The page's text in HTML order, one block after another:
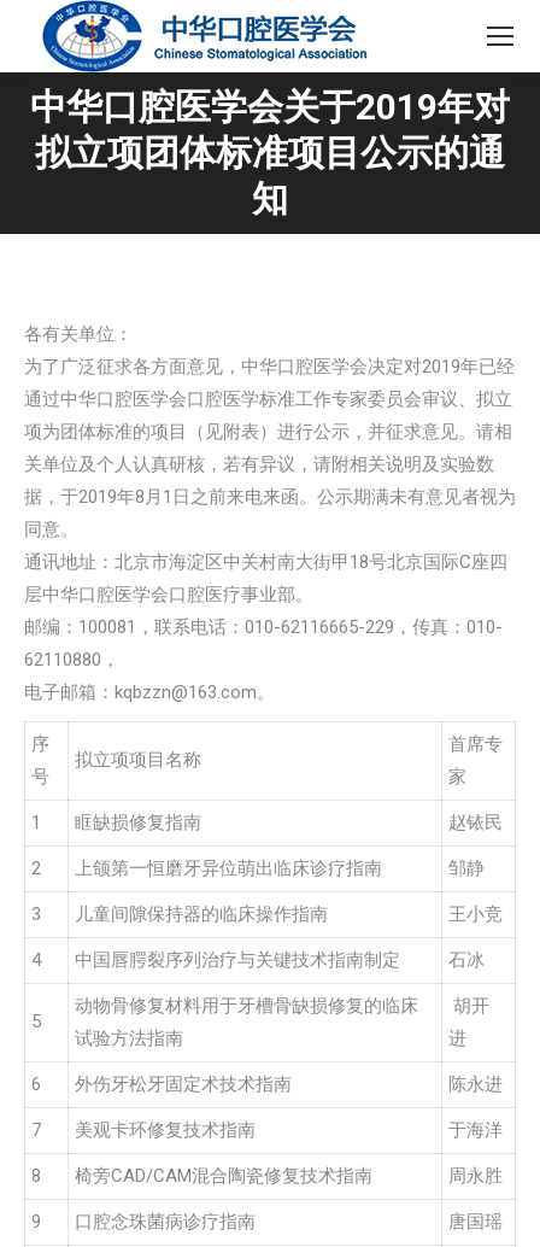
中华口腔医学会关于2019年对
拟立项团体标准项目公示的通
知
您在这里：
各有关单位：
为了广泛征求各方面意见，中华口腔医学会决定对2019年已经
通过中华口腔医学会口腔医学标准工作专家委员会审议、拟立
项为团体标准的项目（见附表）进行公示，并征求意见。请相
关单位及个人认真研核，若有异议，请附相关说明及实验数
据，于2019年8月1日之前来电来函。公示期满未有意见者视为
同意。
通讯地址：北京市海淀区中关村南大街甲18号北京国际C座四
层中华口腔医学会口腔医疗事业部。
邮编：100081，联系电话：010-62116665-229，传真：010-
62110880，
电子邮箱：kqbzzn@163.com。
序
号
拟立项项目名称
首席专
家
1 眶缺损修复指南 赵铱民
2 上颌第一恒磨牙异位萌出临床诊疗指南 邹静
3 儿童间隙保持器的临床操作指南 王小竞
4 中国唇腭裂序列治疗与关键技术指南制定 石冰
5
动物骨修复材料用于牙槽骨缺损修复的临床
试验方法指南
胡开
进
6 外伤牙松牙固定术技术指南 陈永进
7 美观卡环修复技术指南 于海洋
8 椅旁CAD/CAM混合陶瓷修复技术指南 周永胜
9 口腔念珠菌病诊疗指南 唐国瑶